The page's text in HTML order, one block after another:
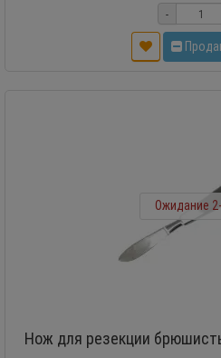
-
Ожидание
Нож для резекции